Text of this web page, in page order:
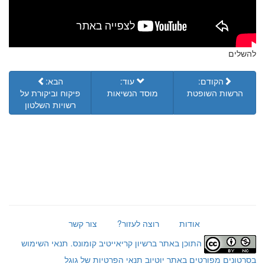
להשלים
הקודם:
הרשות השופטת
עוד:
מוסד הנשיאות
הבא:
פיקוח וביקורת על
רשויות השלטון
אודות רוצה לעזור?
צור קשר
התוכן באתר ברשיון קריאייטיב קומונס. תנאי השימוש
בסרטונים מפורטים באתר יוטיוב תנאי הפרטיות של גוגל